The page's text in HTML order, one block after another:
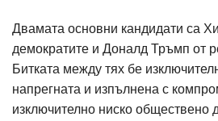
Двамата основни кандидати са
демократите и Доналд Тръмп от
Битката между тях бе
напрегната и изпълнена с
изключително ниско обществено